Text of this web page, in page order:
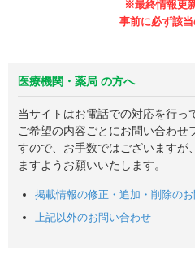
医療機関・薬局 の方へ
当サイトはお電話での対応を行っ
ご希望の内容ごとにお問い合わせ
すので、お手数ではございますが
ますようお願いいたします。
掲載情報の修正・追加・削除の
上記以外のお問い合わせ